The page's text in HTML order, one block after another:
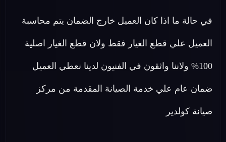
في حالة ما اذا كان العميل خارج الضمان يتم محاسبة
العميل علي قطع الغيار فقط ولان قطع الغيار اصلية
100% ولاننا واثقون في الفنيون لدينا نعطي العميل
ضمان عام علي خدمة الصيانة المقدمة من مركز
صيانة كولدير